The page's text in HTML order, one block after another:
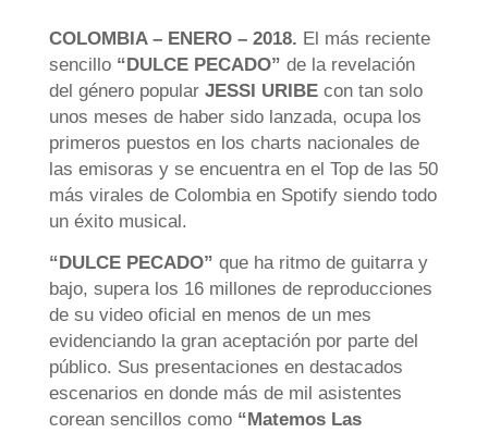
COLOMBIA – ENERO – 2018. El más reciente
sencillo “DULCE PECADO” de la revelación
del género popular JESSI URIBEcon tan solo
unos meses de haber sido lanzada, ocupa los
primeros puestos en los charts nacionales de
las emisoras y se encuentra en el Top de las 50
más virales de Colombia en Spotify siendo todo
un éxito musical.
“DULCE PECADO” que ha ritmo de guitarra y
bajo, supera los 16 millones de reproducciones
de su video oficial en menos de un mes
evidenciando la gran aceptación por parte del
público. Sus presentaciones en destacados
escenarios en donde más de mil asistentes
corean sencillos como “Matemos Las